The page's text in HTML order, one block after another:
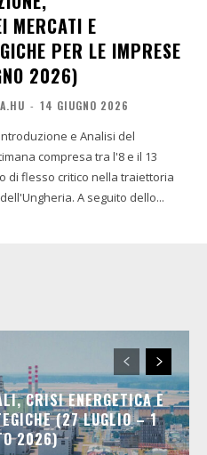
MERCATI E
PER LE IMPRESE
2026)
- 14 GIUGNO 2026
di flesso critico nella traiettoria
A seguito dello...
CRISI ENERGETICA E
(27 LUGLIO – 1
2026)